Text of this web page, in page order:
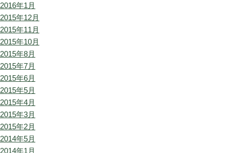
2016年1月
2015年12月
2015年11月
2015年10月
2015年8月
2015年7月
2015年6月
2015年5月
2015年4月
2015年3月
2015年2月
2014年5月
2014年1月